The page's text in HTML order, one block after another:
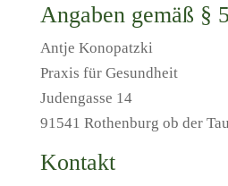
Angaben gemäß §
Antje Konopatzki
Praxis für Gesundheit
Judengasse 14
91541 Rothenburg ob der
Kontakt